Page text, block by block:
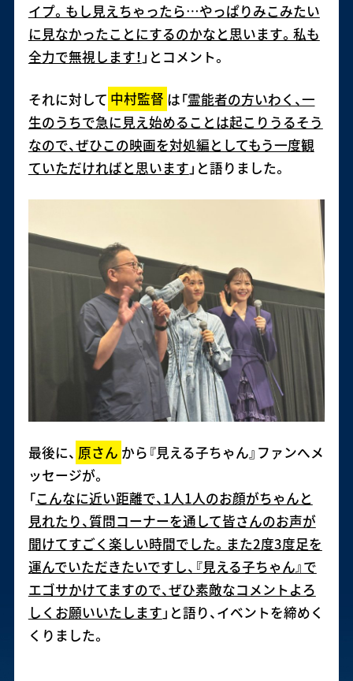
イプ。もし見えちゃったら…やっぱりみこみたい
に見なかったことにするのかなと思います。私も
全力で無視します！ 」とコメント。
それに対して 中村監督 は「霊能者の方いわく、一
生のうちで急に見え始めることは起こりうるそう
なので、ぜひこの映画を対処編としてもう一度観
ていただければと思います 」と語りました。
最後に、 原さん から『見える子ちゃん』ファンへメ
ッセージが。
「こんなに近い距離で、1人1人のお顔がちゃんと
見れたり、質問コーナーを通して皆さんのお声が
聞けてすごく楽しい時間でした。また2度3度足を
運んでいただきたいですし、『見える子ちゃん』で
エゴサかけてますので、ぜひ素敵なコメントよろ
しくお願いいたします 」と語り、イベントを締めく
くりました。